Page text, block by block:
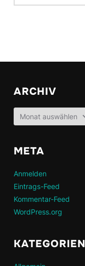
ARCHIV
Archiv
META
Anmelden
Eintrags-Feed
Kommentar-Feed
WordPress.org
KATEGORIEN